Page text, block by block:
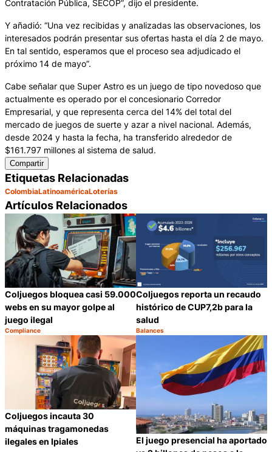
Contratación Pública, SECOP”, dijo el presidente.
Y añadió: “Una vez recibidas y analizadas las observaciones, los
interesados podrán presentar sus ofertas hasta el día 2 de mayo.
En tal sentido, esperamos que el proceso sea adjudicado el
próximo 14 de mayo”.
Cabe señalar que Super Astro es un juego de tipo novedoso que
actualmente es operado por el concesionario Corredor
Empresarial, y que representa cerca del 14% del total del
mercado de juegos de suerte y azar a nivel nacional. Además,
desde 2024 y hasta la fecha, ha transferido alrededor de
$161.797 millones al sistema de salud.
Compartir
Etiquetas Relacionadas
ColombiaLatinoaméricaLoterías
Artículos Relacionados
Coljuegos bloquea casi 59.000
webs en su mayor golpe al
juego ilegal
Categoría:
Compliance
Compartir
Coljuegos reporta un recaudo
histórico de CUP7,2b para la
salud
Categoría:
Balances
Coljuegos incauta 30
máquinas tragamonedas
ilegales en Ipiales
El juego presencial ha aportado